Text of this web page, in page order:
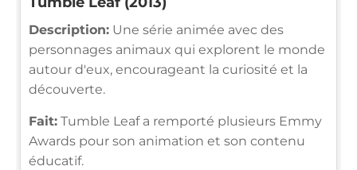
Description: Une série animée avec des
personnages animaux qui explorent le monde
autour d'eux, encourageant la curiosité et la
découverte.
Fait: Tumble Leaf a remporté plusieurs Emmy
Awards pour son animation et son contenu
éducatif.